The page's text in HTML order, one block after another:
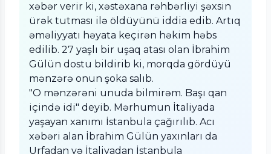
xəbər verir ki, xəstəxana rəhbərliyi şəxsin
ürək tutması ilə öldüyünü iddia edib. Artıq
əməliyyatı həyata keçirən həkim həbs
edilib. 27 yaşlı bir uşaq atası olan İbrahim
Gülün dostu bildirib ki, morqda gördüyü
mənzərə onun şoka salıb.
"O mənzərəni unuda bilmirəm. Başı qan
içində idi" deyib. Mərhumun İtaliyada
yaşayan xanımı İstanbula çağırılıb. Acı
xəbəri alan İbrahim Gülün yaxınları da
Urfadan və İtaliyadan İstanbula